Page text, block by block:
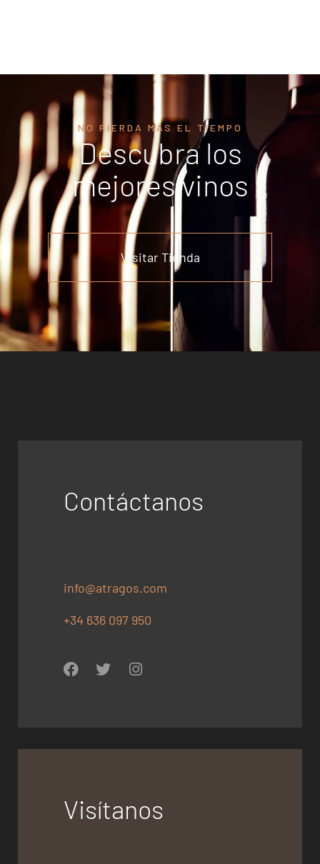
NO PIERDA MÁS EL TIEMPO
Descubra los
mejores vinos
Visitar Tienda
Contáctanos
info@atragos.com
+34 636 097 950
Visítanos